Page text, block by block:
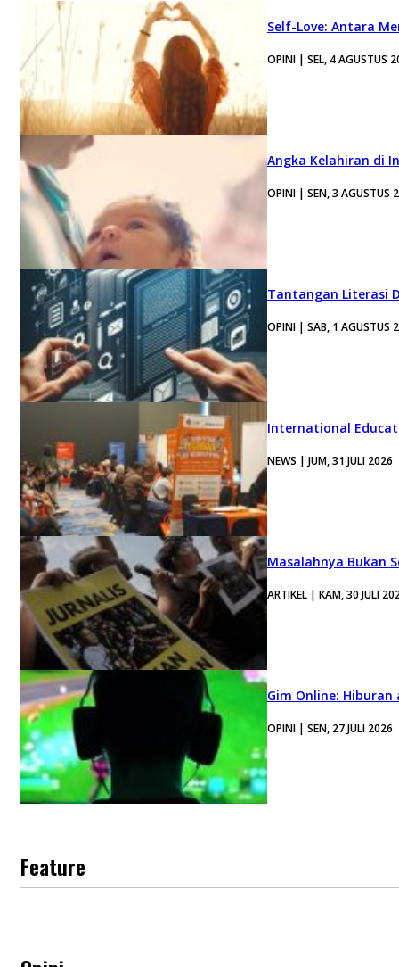
Self-Love: Antara
OPINI | SEL, 4 AGUSTUS
Angka Kelahiran di
OPINI | SEN, 3 AGUSTUS
Tantangan Literasi
OPINI | SAB, 1 AGUSTUS
International
NEWS | JUM, 31 JULI 2026
Masalahnya Bukan
ARTIKEL | KAM, 30 JULI
Gim Online:
OPINI | SEN, 27 JULI 2026
Feature